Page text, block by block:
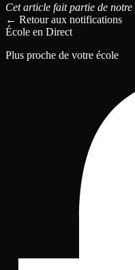
Cet article fait partie de notre
← Retour aux notifications
École en Direct
Plus proche de votre école